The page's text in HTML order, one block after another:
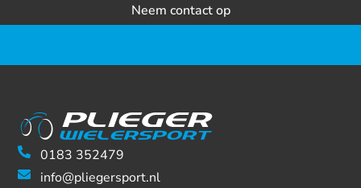
Neem contact op
0183 352479
info@pliegersport.nl